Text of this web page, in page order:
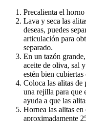
Precalienta el
Lava y seca las
deseas, puedes
articulación para
separado.
En un tazón
aceite de oliva, sal
estén bien
Coloca las alitas de
una rejilla para que
ayuda a que las
Hornea las alitas
aproximadamente